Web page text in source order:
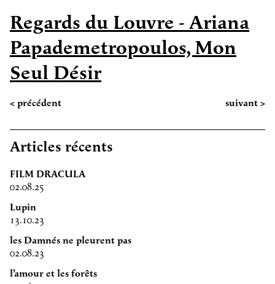
Regards du Louvre - Ariana
Papademetropoulos, Mon
Seul Désir
< précédent suivant >
Articles récents
FILM DRACULA
02.08.25
Lupin
13.10.23
les Damnés ne pleurent pas
02.08.23
l’amour et les forêts